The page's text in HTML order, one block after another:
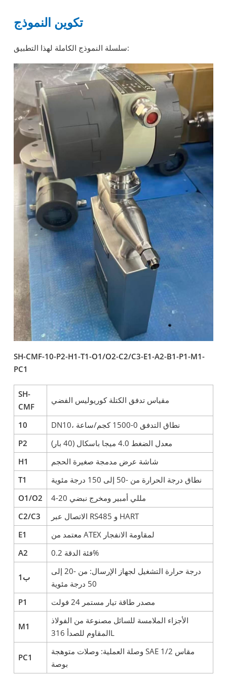
تكوين النموذج
سلسلة النموذج الكاملة لهذا التطبيق:
SH-CMF-10-P2-H1-T1-O1/O2-C2/C3-E1-A2-B1-P1-M1-
PC1
SH-
CMF
مقياس تدفق الكتلة كوريوليس الفضي
10
DN10، نطاق التدفق 0-1500 كجم/ساعة
P2
معدل الضغط 4.0 ميجا باسكال (40 بار)
H1
شاشة عرض مدمجة صغيرة الحجم
T1
نطاق درجة الحرارة من -50 إلى 150 درجة مئوية
O1/O2
4-20 مللي أمبير ومخرج نبضي
C2/C3
الاتصال عبر RS485 و HART
E1
معتمد من ATEX لمقاومة الانفجار
A2
فئة الدقة 0.2%
ب1
درجة حرارة التشغيل لجهاز الإرسال: من -20 إلى
50 درجة مئوية
P1
مصدر طاقة تيار مستمر 24 فولت
M1
الأجزاء الملامسة للسائل مصنوعة من الفولاذ
المقاوم للصدأ 316L
PC1
وصلة العملية: وصلات متوهجة SAE مقاس 1/2
بوصة